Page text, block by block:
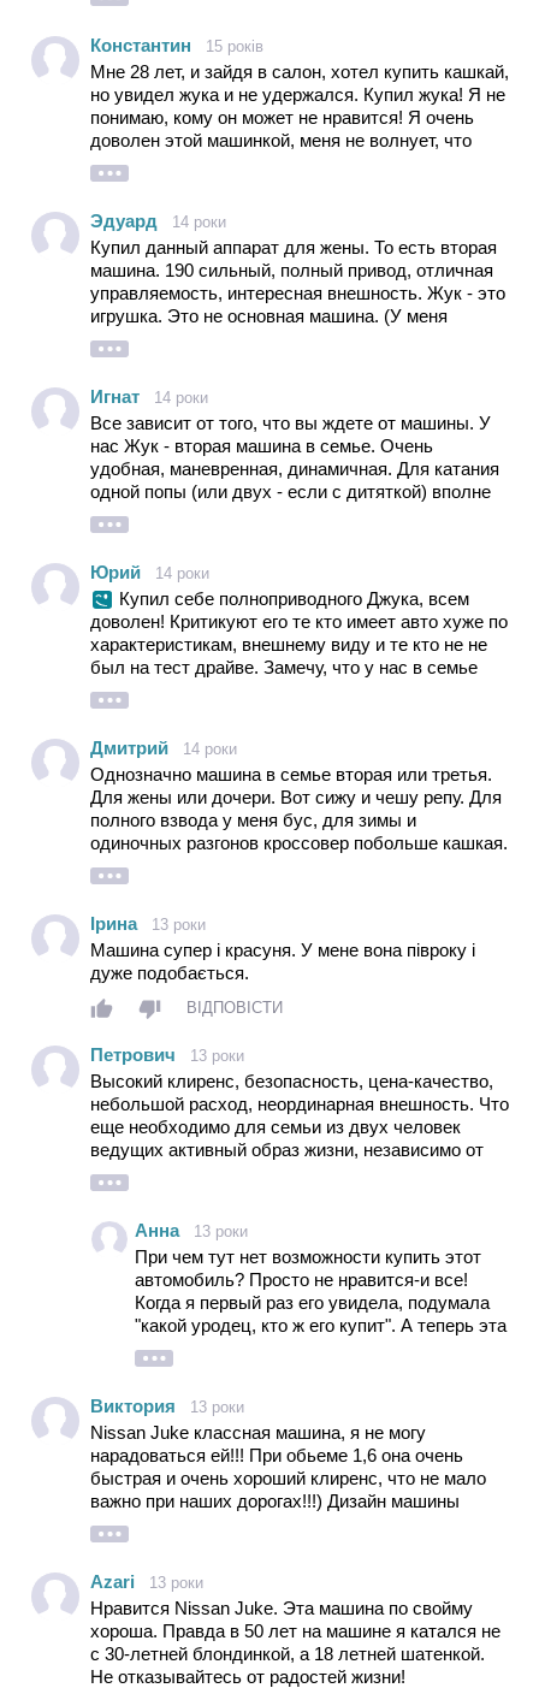
Константин 15 років
Мне 28 лет, и зайдя в салон, хотел купить кашкай,
но увидел жука и не удержался. Купил жука! Я не
понимаю, кому он может не нравится! Я очень
доволен этой машинкой, меня не волнует, что
сзади маловато места, там все время будет
ездить мой ребенок, багажника мне в городе
внутри и снаружи, клиренс 180 см. Это именно то,
что я хотел.
Эдуард 14 роки
Купил данный аппарат для жены. То есть вторая
машина. 190 сильный, полный привод, отличная
управляемость, интересная внешность. Жук - это
игрушка. Это не основная машина. (У меня
Паджеро.) Хорошая замена спорт купе. в
соотношении цены качества. В принципе хотел
практичнее. У нас все таки полгода зима и дороги
чистить не любят нигде. Ни сколько не жалею о
покупке. Кому не нравится, он просто на ней не
ездил. В любом случае не надо рассматривать
эту машину, как средство передвижения.
Игнат 14 роки
Все зависит от того, что вы ждете от машины. У
нас Жук - вторая машина в семье. Очень
удобная, маневренная, динамичная. Для катания
одной попы (или двух - если с дитяткой) вполне
достаточно, и багажник никчему. А внешность - на
вкус и цвет... Нам очччень-очччень нравится!
Юрий
14 роки
Купил себе полноприводного Джука, всем
доволен! Критикуют его те кто имеет авто хуже по
характеристикам, внешнему виду и те кто не не
был на тест драйве. Замечу, что у нас в семье
много автомобилей купленных ранее с
определенными вкусами и т.д. Так вот когда
сторону, начинаешь больше понимать создателей
этого чуда! Сравнивать его можно только с таким
же неординарным автомобилем, а их раз, два, ну
три и всё! При чем Джук самый доступный! Когда
управляешь полноприводным, мощным 190 л.с.
Джуком, ощущение что управляешь комком
в нём знатные - никогда не будет стыдно! Авто за
гораздо большие деньги не сравниваю! Багажник
маловат - вози с собой кошелёк а не баулы!
Дмитрий 14 роки
Однозначно машина в семье вторая или третья.
Для жены или дочери. Вот сижу и чешу репу. Для
полного взвода у меня бус, для зимы и
одиночных разгонов кроссовер побольше кашкая.
А жену за детей можно и побаловать.
Ірина 13 роки
Машина супер і красуня. У мене вона півроку і
дуже подобається.
ВІДПОВІСТИ
Петрович 13 роки
Высокий клиренс, безопасность, цена-качество,
небольшой расход, неординарная внешность. Что
еще необходимо для семьи из двух человек
ведущих активный образ жизни, независимо от
возроста. Обидно тем критикам, кто не имеет
возможности купить этот прекрасный автомобиль
и тем, кто на нем не ездил.
Анна 13 роки
При чем тут нет возможности купить этот
автомобиль? Просто не нравится-и все!
Когда я первый раз его увидела, подумала
"какой уродец, кто ж его купит". А теперь эта
машинка на каждом шагу - что-то не
слишком похоже на индивидуальность и
Виктория 13 роки
Nissan Juke классная машина, я не могу
нарадоваться ей!!! При обьеме 1,6 она очень
быстрая и очень хороший клиренс, что не мало
важно при наших дорогах!!!) Дизайн машины
очень необычный, чем она и выделяется от
других машин! Она особенная!
Azari
13 роки
Нравится Nissan Juke. Эта машина по свойму
хороша. Правда в 50 лет на машине я катался не
с 30-летней блондинкой, а 18 летней шатенкой.
Не отказывайтесь от радостей жизни!